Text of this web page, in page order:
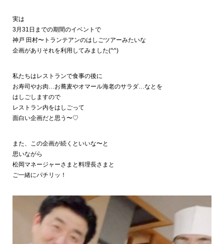
実は
3月31日までの期間のイベントで
神戸 田村〜トランテアンのはしごツアーみたいな
企画がありそれを利用してみました(^^)
私たちはレストランで食事の後に
お寿司やお肉…お蕎麦やオマール海老のサラダ…なとを
はしごしますので
レストラン内をはしごって
面白い企画だと思う〜♡
また、この企画が続くといいな〜と
思いながら
松岡マネージャーさまと料理長さまと
ご一緒にパチリッ！